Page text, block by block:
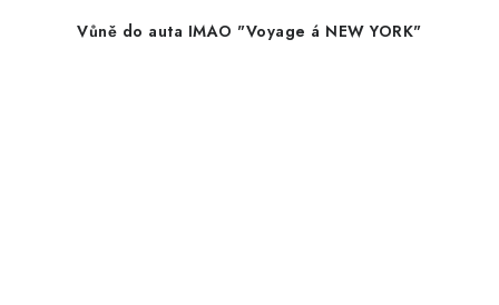
Vůně do auta IMAO "Voyage á NEW YORK"